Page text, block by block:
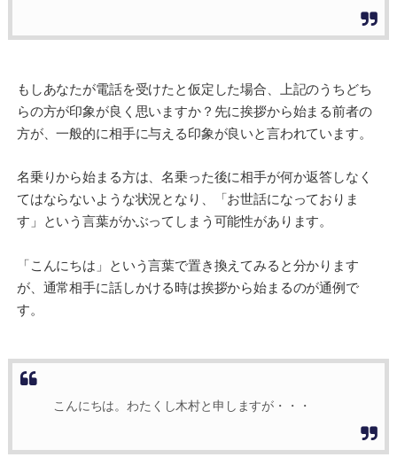
もしあなたが電話を受けたと仮定した場合、上記のうちどち
らの方が印象が良く思いますか？先に挨拶から始まる前者の
方が、一般的に相手に与える印象が良いと言われています。
名乗りから始まる方は、名乗った後に相手が何か返答しなく
てはならないような状況となり、「お世話になっておりま
す」という言葉がかぶってしまう可能性があります。
「こんにちは」という言葉で置き換えてみると分かります
が、通常相手に話しかける時は挨拶から始まるのが通例で
す。
こんにちは。わたくし木村と申しますが・・・